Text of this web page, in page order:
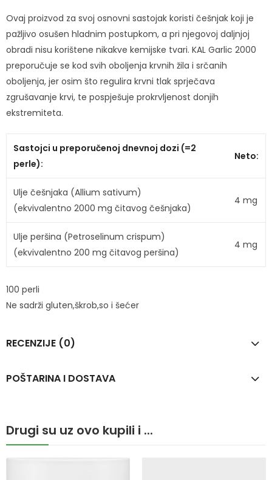
Ovaj proizvod za svoj osnovni sastojak koristi češnjak koji je
pažljivo osušen hladnim postupkom, a pri njegovoj daljnjoj
obradi nisu korištene nikakve kemijske tvari. KAL Garlic 2000
preporučuje se kod svih oboljenja krvnih žila i srčanih
oboljenja, jer osim što regulira krvni tlak sprječava
zgrušavanje krvi, te pospješuje prokrvljenost donjih
ekstremiteta.
Sastojci u preporučenoj dnevnoj dozi (=2
perle):
Neto:
Ulje češnjaka (Allium sativum)
(ekvivalentno 2000 mg čitavog češnjaka)
4 mg
Ulje peršina (Petroselinum crispum)
(ekvivalentno 200 mg čitavog peršina)
4 mg
100 perli
Ne sadrži gluten,škrob,so i šećer
RECENZIJE (0)
POŠTARINA I DOSTAVA
Drugi su uz ovo kupili i ...